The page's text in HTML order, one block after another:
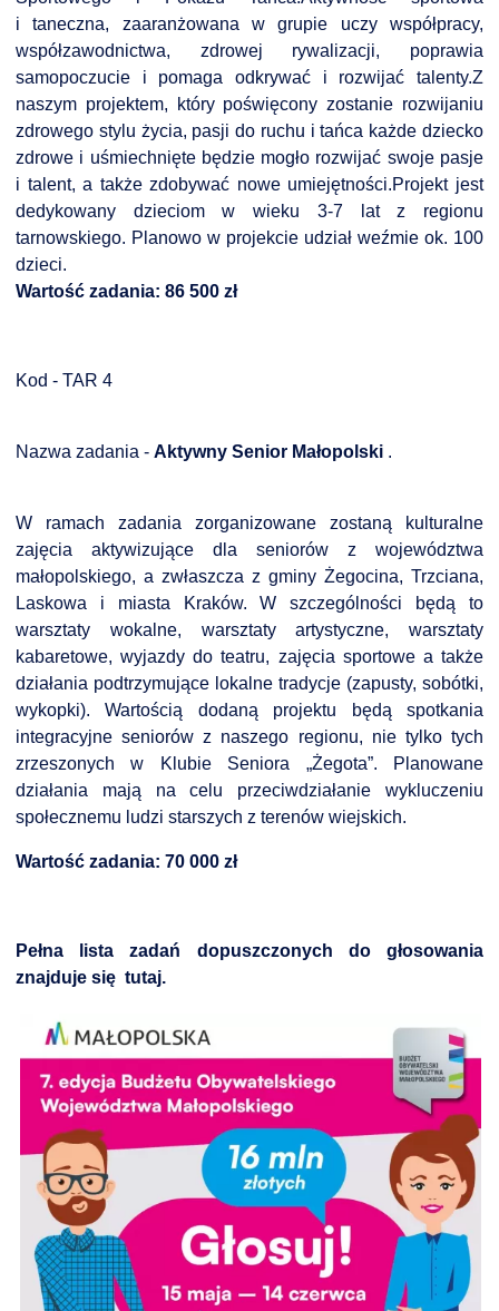
i taneczna, zaaranżowana w grupie uczy współpracy,
współzawodnictwa, zdrowej rywalizacji, poprawia
samopoczucie i pomaga odkrywać i rozwijać talenty.Z
naszym projektem, który poświęcony zostanie rozwijaniu
zdrowego stylu życia, pasji do ruchu i tańca każde dziecko
zdrowe i uśmiechnięte będzie mogło rozwijać swoje pasje
i talent, a także zdobywać nowe umiejętności.Projekt jest
dedykowany dzieciom w wieku 3-7 lat z regionu
tarnowskiego. Planowo w projekcie udział weźmie ok. 100
dzieci.
Wartość zadania: 86 500 zł
Kod - TAR 4
Nazwa zadania - Aktywny Senior Małopolski .
W ramach zadania zorganizowane zostaną kulturalne
zajęcia aktywizujące dla seniorów z województwa
małopolskiego, a zwłaszcza z gminy Żegocina, Trzciana,
Laskowa i miasta Kraków. W szczególności będą to
warsztaty wokalne, warsztaty artystyczne, warsztaty
kabaretowe, wyjazdy do teatru, zajęcia sportowe a także
działania podtrzymujące lokalne tradycje (zapusty, sobótki,
wykopki). Wartością dodaną projektu będą spotkania
integracyjne seniorów z naszego regionu, nie tylko tych
zrzeszonych w Klubie Seniora „Żegota”. Planowane
działania mają na celu przeciwdziałanie wykluczeniu
społecznemu ludzi starszych z terenów wiejskich.
Wartość zadania: 70 000 zł
Pełna lista zadań dopuszczonych do głosowania
znajduje się tutaj.